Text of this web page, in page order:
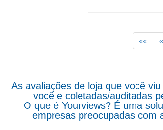
«« «
As avaliações de loja que você
você e coletadas/auditadas
O que é Yourviews? É uma
empresas preocupadas com